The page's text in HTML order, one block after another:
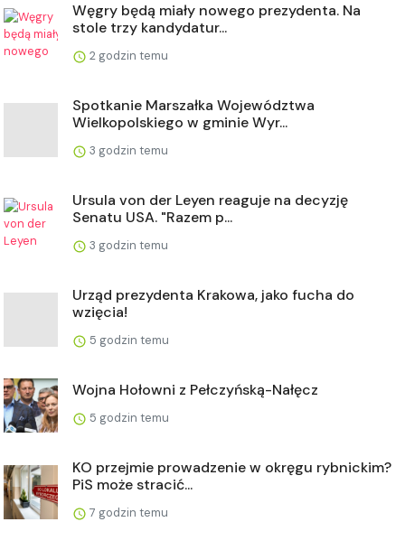
Węgry będą miały nowego prezydenta. Na
stole trzy kandydatur...
2 godzin temu
Spotkanie Marszałka Województwa
Wielkopolskiego w gminie Wyr...
3 godzin temu
Ursula von der Leyen reaguje na decyzję
Senatu USA. "Razem p...
3 godzin temu
Urząd prezydenta Krakowa, jako fucha do
wzięcia!
5 godzin temu
Wojna Hołowni z Pełczyńską-Nałęcz
5 godzin temu
KO przejmie prowadzenie w okręgu rybnickim?
PiS może stracić...
7 godzin temu